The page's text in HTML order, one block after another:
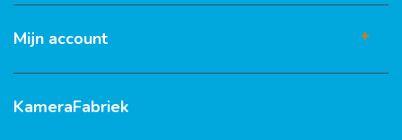
Mijn account
KameraFabriek